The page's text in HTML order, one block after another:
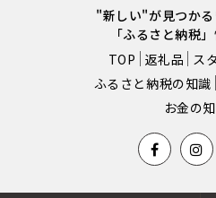
"新しい"が見つか
「ふるさと納税
TOP 返礼品 ス
ふるさと納税の知識
お金の